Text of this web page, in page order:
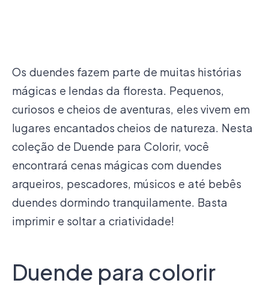
Os duendes fazem parte de muitas histórias
mágicas e lendas da floresta. Pequenos,
curiosos e cheios de aventuras, eles vivem em
lugares encantados cheios de natureza. Nesta
coleção de Duende para Colorir, você
encontrará cenas mágicas com duendes
arqueiros, pescadores, músicos e até bebês
duendes dormindo tranquilamente. Basta
imprimir e soltar a criatividade!
Duende para colorir